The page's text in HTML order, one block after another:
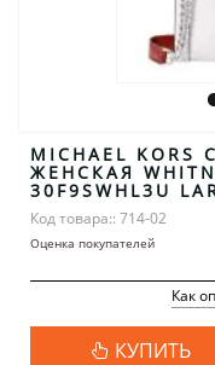
MICHAEL KORS
ЖЕНСКАЯ
30F9SWHL3U
Код товара:: 714-02
Оценка покупателей
Как
КУПИТЬ